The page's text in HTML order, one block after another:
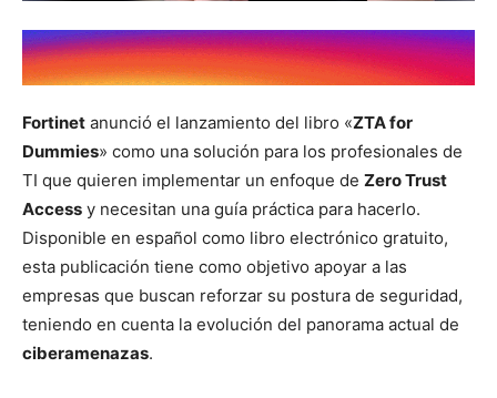
Fortinet anunció el lanzamiento del libro «ZTA for
Dummies» como una solución para los profesionales de
TI que quieren implementar un enfoque de Zero Trust
Access y necesitan una guía práctica para hacerlo.
Disponible en español como libro electrónico gratuito,
esta publicación tiene como objetivo apoyar a las
empresas que buscan reforzar su postura de seguridad,
teniendo en cuenta la evolución del panorama actual de
ciberamenazas.